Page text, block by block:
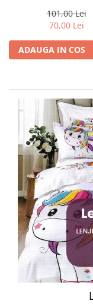
101,00 Lei
70,00 Lei
ADAUGA IN COS